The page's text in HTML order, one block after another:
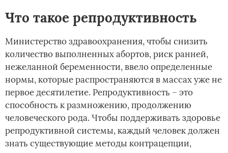
Что такое репродуктивность
Министерство здравоохранения, чтобы снизить
количество выполненных абортов, риск ранней,
нежеланной беременности, ввело определенные
нормы, которые распространяются в массах уже не
первое десятилетие. Репродуктивность – это
способность к размножению, продолжению
человеческого рода. Чтобы поддерживать здоровье
репродуктивной системы, каждый человек должен
знать существующие методы контрацепции,